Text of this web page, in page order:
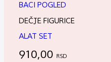
BACI POGLED
DEČJE FIGURICE
ALAT SET
910,00 RSD